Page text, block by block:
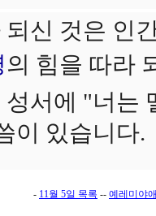
신 것은 인
의 힘을 따라
성서에 "너는
이 있습니다.
- 11월 5일 목록 -- 예레미야